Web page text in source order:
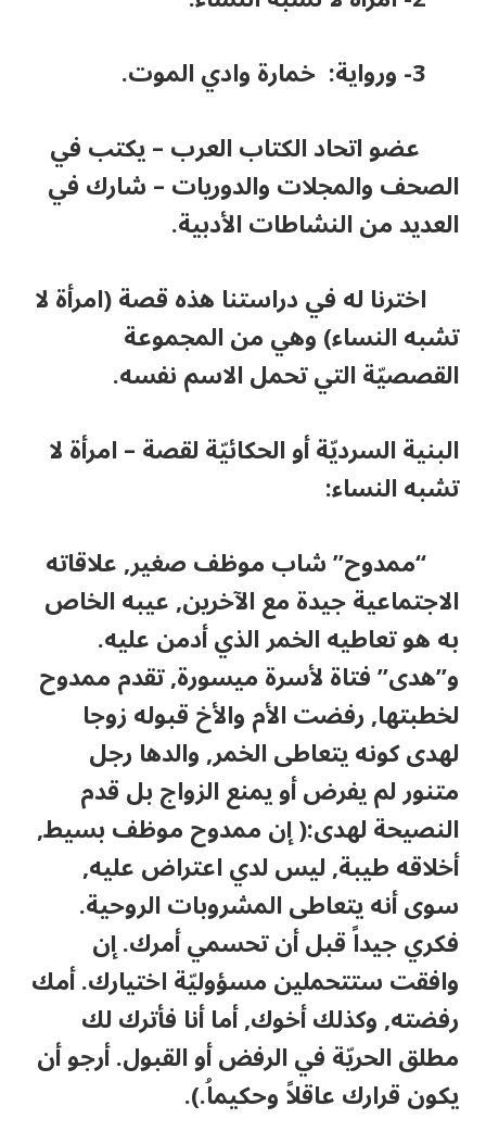
عضو اتحاد الكتاب العرب–يكتب في
الصحف والمجلات والدوريات–شارك في
العديد من النشاطات الأدبية.
اخترنا له في دراستنا هذه قصة (امرأة لا
تشبه النساء) وهي من المجموعة
القصصيّة التي تحمل الاسم نفسه.
البنية السرديّة أو الحكائيّة لقصة–امرأة لا
تشبه النساء:
“ممدوح” شاب موظف صغير, علاقاته
الاجتماعية جيدة مع الآخرين, عيبه الخاص
به هو تعاطيه الخمر الذي أدمن عليه.
و”هدى” فتاة لأسرة ميسورة, تقدم ممدوح
لخطبتها, رفضت الأم والأخ قبوله زوجا
لهدى كونه يتعاطى الخمر, والدها رجل
متنور لم يفرض أو يمنع الزواج بل قدم
النصيحة لهدى:( إن ممدوح موظف بسيط,
أخلاقه طيبة, ليس لدي اعتراض عليه,
سوى أنه يتعاطى المشروبات الروحية.
فكري جيداً قبل أن تحسمي أمرك. إن
وافقت ستتحملين مسؤوليّة اختيارك. أمك
رفضته, وكذلك أخوك, أما أنا فأترك لك
مطلق الحريّة في الرفض أو القبول. أرجو أن
يكون قرارك عاقلاً وحكيماُ.).